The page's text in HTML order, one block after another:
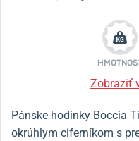
Zobraziť
Pánske hodinky Boccia
okrúhlym ciferníkom s